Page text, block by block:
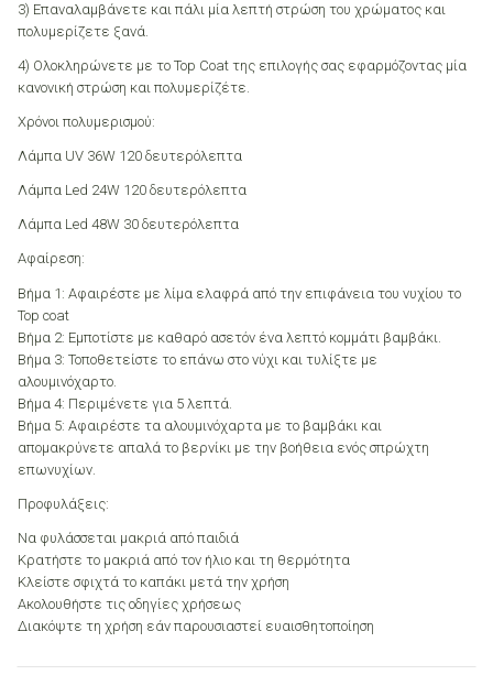
3) Επαναλαμβάνετε και πάλι μία λεπτή στρώση του χρώματος και
πολυμερίζετε ξανά.
4) Ολοκληρώνετε με το Top Coat της επιλογής σας εφαρμόζοντας μία
κανονική στρώση και πολυμερίζέτε.
Χρόνοι πολυμερισμού:
Λάμπα UV 36W 120 δευτερόλεπτα
Λάμπα Led 24W 120 δευτερόλεπτα
Λάμπα Led 48W 30 δευτερόλεπτα
Αφαίρεση:
Βήμα 1: Αφαιρέστε με λίμα ελαφρά από την επιφάνεια του νυχίου το
Top coat
Βήμα 2: Εμποτίστε με καθαρό ασετόν ένα λεπτό κομμάτι βαμβάκι.
Βήμα 3: Τοποθετείστε το επάνω στο νύχι και τυλίξτε με
αλουμινόχαρτο.
Βήμα 4: Περιμένετε για 5 λεπτά.
Βήμα 5: Αφαιρέστε τα αλουμινόχαρτα με το βαμβάκι και
απομακρύνετε απαλά το βερνίκι με την βοήθεια ενός σπρώχτη
επωνυχίων.
Προφυλάξεις:
Να φυλάσσεται μακριά από παιδιά
Κρατήστε το μακριά από τον ήλιο και τη θερμότητα
Κλείστε σφιχτά το καπάκι μετά την χρήση
Ακολουθήστε τις οδηγίες χρήσεως
Διακόψτε τη χρήση εάν παρουσιαστεί ευαισθητοποίηση